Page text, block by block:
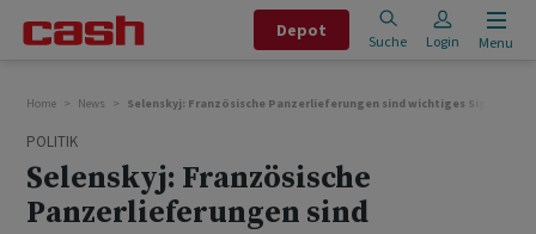
Depot
Suche Login Menu
Home News Selenskyj: Französische Panzerlieferungen sind wichtiges Signal
POLITIK
Selenskyj: Französische
Panzerlieferungen sind